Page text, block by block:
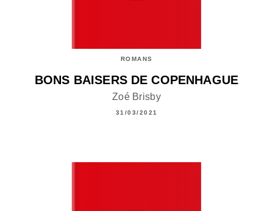
ROMANS
BONS BAISERS DE COPENHAGUE
Zoé Brisby
31/03/2021